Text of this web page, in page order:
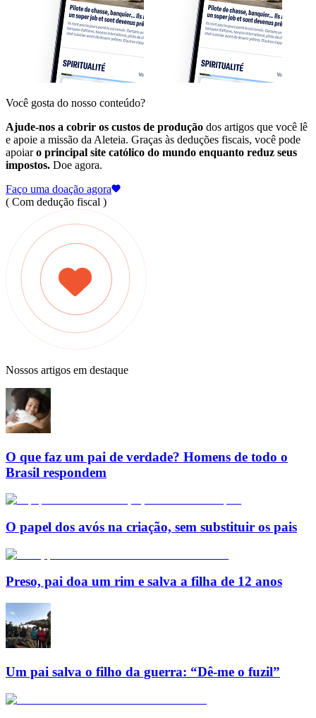
Você gosta do nosso conteúdo?
Ajude-nos a cobrir os custos de produção dos artigos que você lê
e apoie a missão da Aleteia. Graças às deduções fiscais, você pode
apoiaro principal site católico do mundo enquanto reduz seus
impostos. Doe agora.
Faço uma doação agora
( Com dedução fiscal )
Nossos artigos em destaque
O que faz um pai de verdade? Homens de todo o
Brasil respondem
O papel dos avós na criação, sem substituir os pais
Preso, pai doa um rim e salva a filha de 12 anos
Um pai salva o filho da guerra: “Dê-me o fuzil”